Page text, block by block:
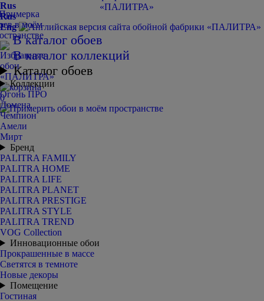
0
Rus
Rus
Eng
В каталог обоев
В каталог коллекций
Каталог обоев
Коллекции
Огонь ПРО
Домена
Чемпион
Амели
Мирт
Бренд
PALITRA FAMILY
PALITRA HOME
PALITRA LIFE
PALITRA PLANET
PALITRA PRESTIGE
PALITRA STYLE
PALITRA TREND
VOG Collection
Инновационные обои
Прокрашенные в массе
Светятся в темноте
Новые декоры
Помещение
Гостиная